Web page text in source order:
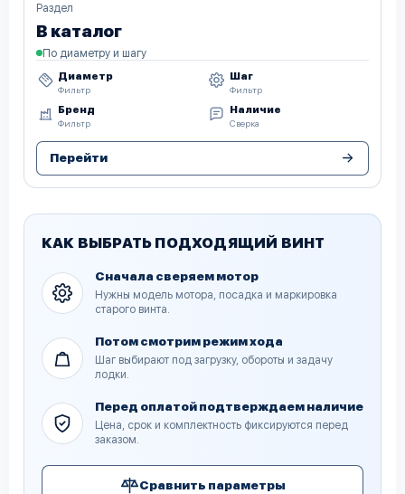
Раздел
В каталог
По диаметру и шагу
Диаметр
Фильтр
Шаг
Фильтр
Бренд
Фильтр
Наличие
Сверка
Перейти
КАК ВЫБРАТЬ ПОДХОДЯЩИЙ ВИНТ
Сначала сверяем мотор
Нужны модель мотора, посадка и маркировка
старого винта.
Потом смотрим режим хода
Шаг выбирают под загрузку, обороты и задачу
лодки.
Перед оплатой подтверждаем наличие
Цена, срок и комплектность фиксируются перед
заказом.
Сравнить параметры